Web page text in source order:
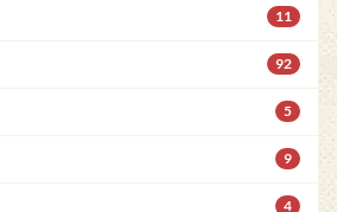
11
92
5
9
4